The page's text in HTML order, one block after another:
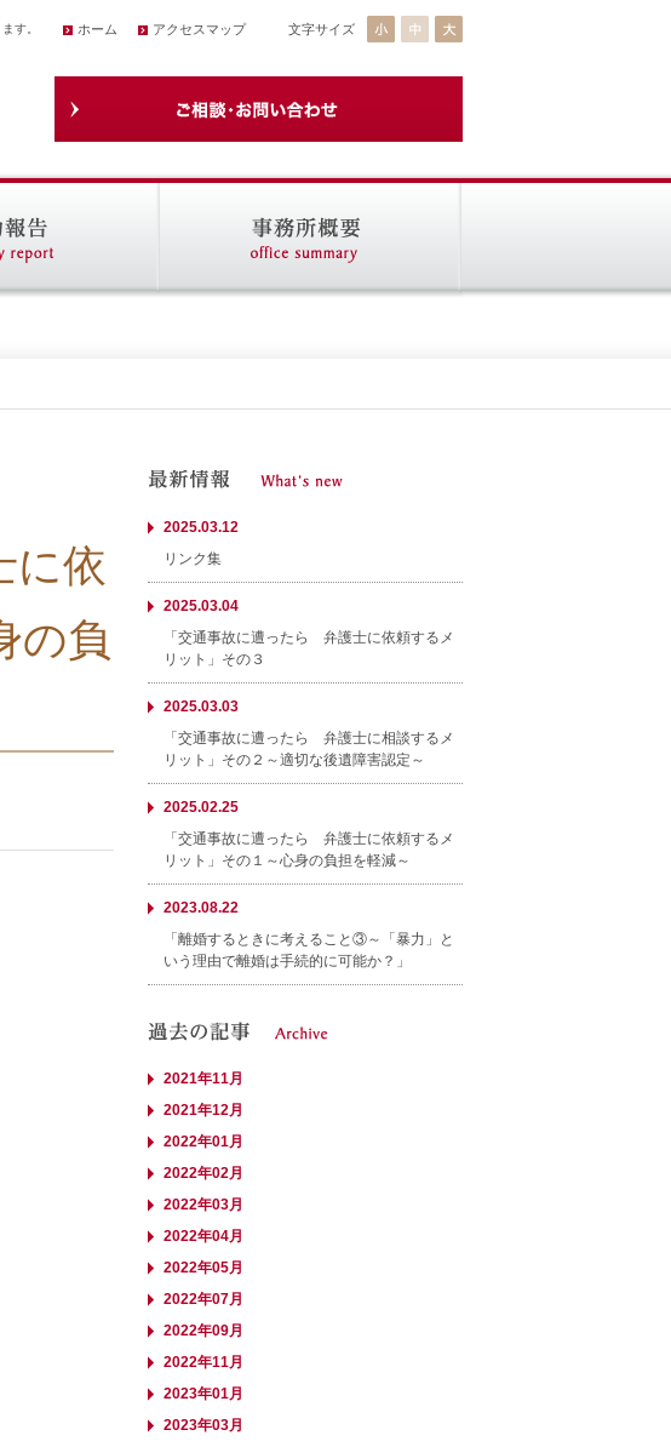
す。 ホーム アクセスマップ 文字サイズ
に依
の負
2025.03.12
リンク集
2025.03.04
「交通事故に遭ったら 弁護士に依頼するメ
リット」その３
2025.03.03
「交通事故に遭ったら 弁護士に相談するメ
リット」その２～適切な後遺障害認定～
2025.02.25
「交通事故に遭ったら 弁護士に依頼するメ
リット」その１～心身の負担を軽減～
2023.08.22
「離婚するときに考えること③～「暴力」と
いう理由で離婚は手続的に可能か？」
2021年11月
2021年12月
2022年01月
2022年02月
2022年03月
2022年04月
2022年05月
2022年07月
2022年09月
2022年11月
2023年01月
2023年03月